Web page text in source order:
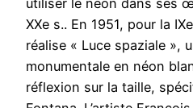
utiliser le néon dans ses
XXe s.. En 1951, pour la
réalise « Luce spaziale »,
monumentale en néon
réflexion sur la taille,